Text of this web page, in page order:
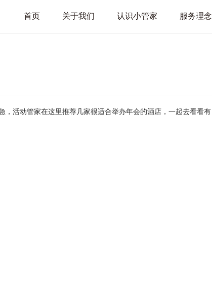
服务理念
认识小管家
关于我们
首页
活动管家在这里推荐几家很适合举办年会的酒店，一起去看看有